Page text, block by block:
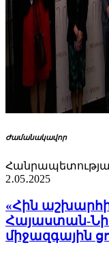
Ժամանակավոր
2․05․2025
«Հին աշխարհի
Հայաստան-
միջազգային